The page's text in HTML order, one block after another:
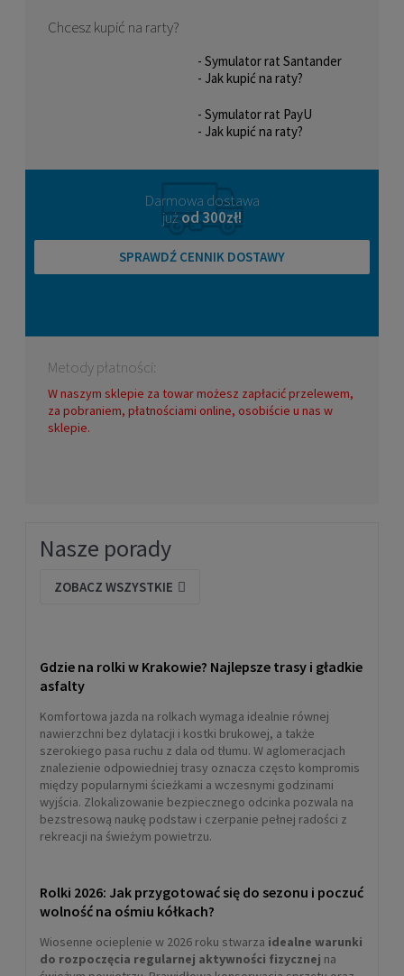
Chcesz kupić na rarty?
- Symulator rat Santander
- Jak kupić na raty?
- Symulator rat PayU
- Jak kupić na raty?
Darmowa dostawa
już od 300zł!
SPRAWDŹ CENNIK DOSTAWY
Metody płatności:
W naszym sklepie za towar możesz zapłacić przelewem,
za pobraniem, płatnościami online, osobiście u nas w
sklepie.
Nasze porady
ZOBACZ WSZYSTKIE
Gdzie na rolki w Krakowie? Najlepsze trasy i gładkie
asfalty
Komfortowa jazda na rolkach wymaga idealnie równej
nawierzchni bez dylatacji i kostki brukowej, a także
szerokiego pasa ruchu z dala od tłumu. W aglomeracjach
znalezienie odpowiedniej trasy oznacza często kompromis
między popularnymi ścieżkami a wczesnymi godzinami
wyjścia. Zlokalizowanie bezpiecznego odcinka pozwala na
bezstresową naukę podstaw i czerpanie pełnej radości z
rekreacji na świeżym powietrzu.
Rolki 2026: Jak przygotować się do sezonu i poczuć
wolność na ośmiu kółkach?
Wiosenne ocieplenie w 2026 roku stwarza idealne warunki
do rozpoczęcia regularnej aktywności fizycznej na